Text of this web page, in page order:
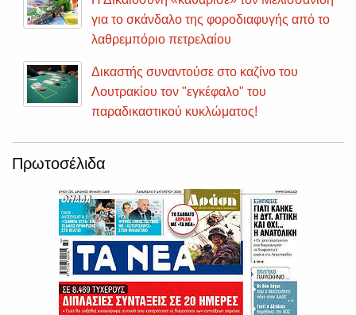
για το σκάνδαλο της φοροδιαφυγής από το
λαθρεμπόριο πετρελαίου
Δικαστής συναντούσε στο καζίνο του
Λουτρακίου τον "εγκέφαλο" του
παραδικαστικού κυκλώματος!
Πρωτοσέλιδα